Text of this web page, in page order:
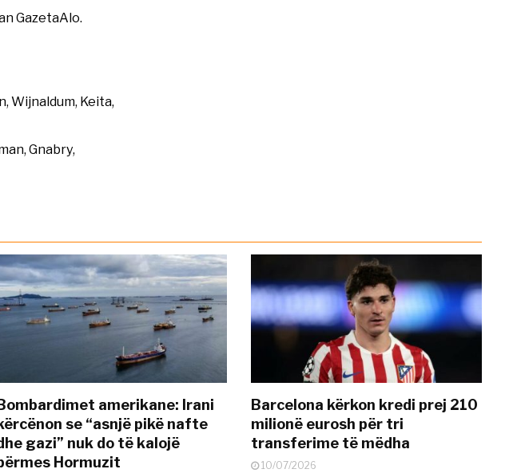
GazetaAlo.
Wijnaldum, Keita,
Gnabry,
amerikane: Irani
se “asnjë pikë nafte
gazi” nuk do të kalojë
Hormuzit
Barcelona kërkon kredi prej 210
milionë eurosh për tri
transferime të mëdha
10/07/2026